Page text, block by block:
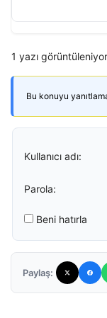
1 yazı
Bu konuyu
Kullanıcı adı:
Parola:
Beni hatırla
Paylaş: